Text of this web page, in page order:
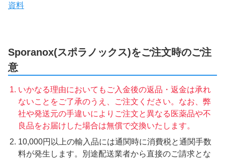
資料
Sporanox(スポラノックス)をご注文時のご注
意
いかなる理由においてもご入金後の返品・返金は承れ
ないことをご了承のうえ、ご注文ください。なお、弊
社や発送元の手違いによりご注文と異なる医薬品や不
良品をお届けした場合は無償で交換いたします。
10,000円以上の輸入品には通関時に消費税と通関手数
料が発生します。別途配送業者から直接のご請求とな